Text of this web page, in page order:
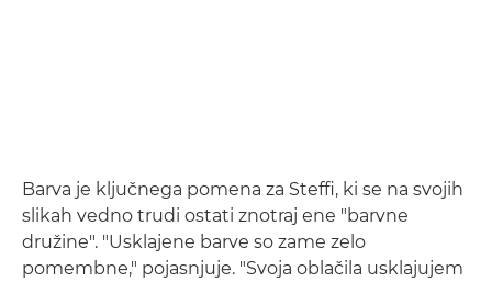
Barva je ključnega pomena za Steffi, ki se na svojih
slikah vedno trudi ostati znotraj ene "barvne
družine". "Usklajene barve so zame zelo
pomembne," pojasnjuje. "Svoja oblačila usklajujem